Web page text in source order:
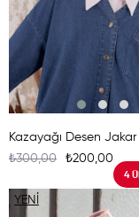
Kazayağı Desen Jakar
₺200,00
₺300,00
4
YENI